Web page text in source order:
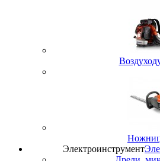
Электроинструмент